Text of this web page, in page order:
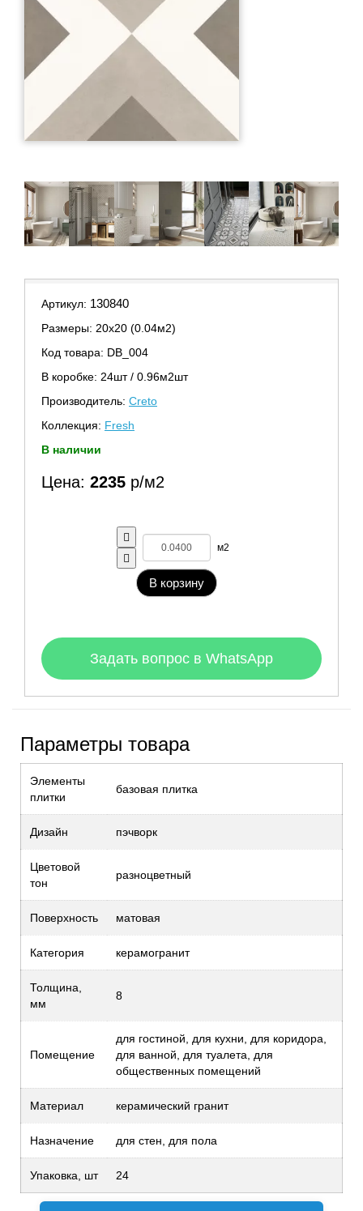
Артикул: 130840
Размеры: 20х20 (0.04м2)
Код товара: DB_004
В коробке: 24шт / 0.96м2шт
Производитель: Creto
Коллекция: Fresh
В наличии
Цена: 2235 р/м2
м2
В корзину
Задать вопрос в WhatsApp
Параметры товара
Элементы
плитки
базовая плитка
Дизайн пэчворк
Цветовой
тон
разноцветный
Поверхность матовая
Категория керамогранит
Толщина,
мм
8
Помещение
для гостиной, для кухни, для коридора,
для ванной, для туалета, для
общественных помещений
Материал керамический гранит
Назначение для стен, для пола
Упаковка, шт 24